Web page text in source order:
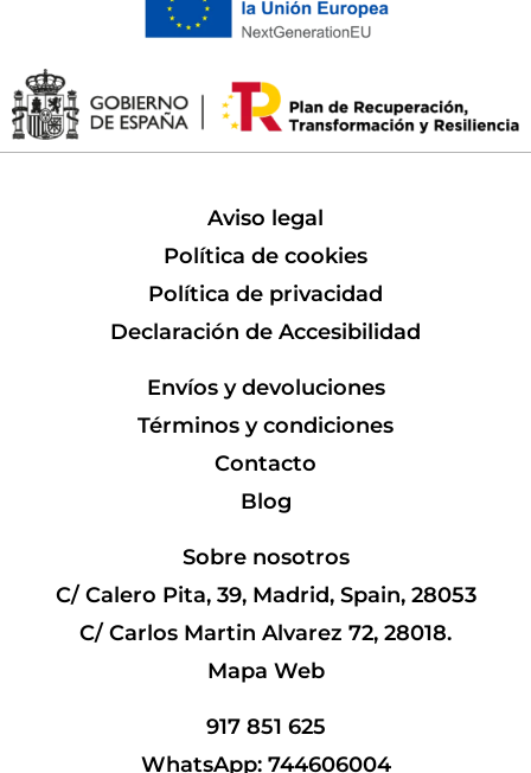
Aviso legal
Política de cookies
Política de privacidad
Declaración de Accesibilidad
Envíos y devoluciones
Términos y condiciones
Contacto
Blog
Sobre nosotros
C/ Calero Pita, 39, Madrid, Spain, 28053
C/ Carlos Martin Alvarez 72, 28018.
Mapa Web
917 851 625
WhatsApp: 744606004